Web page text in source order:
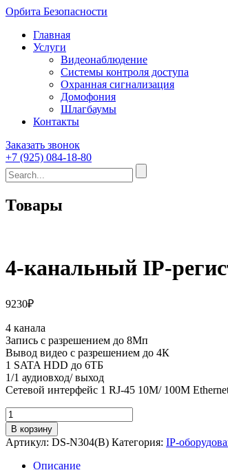
Орбита Безопасности
Главная
Услуги
Видеонаблюдение
Системы контроля доступа
Охранная сигнализация
Домофония
Шлагбаумы
Контакты
Заказать звонок
+7 (925) 084-18-80
Товары
4-канальный IP-
9230₽
4 канала
Запись с разрешением до 8Мп
Вывод видео с разрешением до 4К
1 SATA HDD до 6ТБ
1/1 аудиовход/ выход
Сетевой интерфейс 1 RJ-45 10M/ 100M
Количество
товара
4-
канальный
В корзину
Артикул: DS-N304(B) Категория: IP-
Описание